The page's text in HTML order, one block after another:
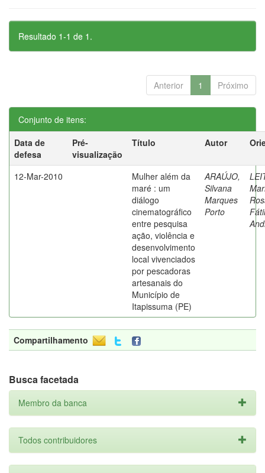
Resultado 1-1 de 1.
Anterior 1 Próximo
Conjunto de itens:
Data de
defesa
Pré-
visualização
Título Autor
12-Mar-2010
Mulher além da
maré : um
diálogo
cinematográfico
entre pesquisa
ação, violência e
desenvolvimento
local vivenciados
por pescadoras
artesanais do
Município de
Itapissuma (PE)
ARAÚJO,
Silvana
Marques
Porto
Compartilhamento
Busca facetada
Membro da banca
Todos contribuidores